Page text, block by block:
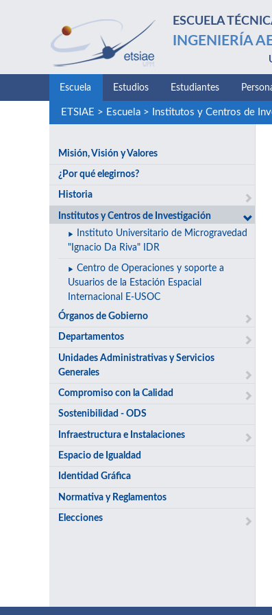
ESCUELA
INGENIERÍA
Escuela Estudios Estudiantes
ETSIAE > Escuela> Institutos y Centros de
Misión, Visión y Valores
¿Por qué elegirnos?
Historia
Institutos y Centros de Investigación
Instituto Universitario de Microgravedad
"Ignacio Da Riva" IDR
Centro de Operaciones y soporte a
Usuarios de la Estación Espacial
Internacional E-USOC
Órganos de Gobierno
Departamentos
Unidades Administrativas y Servicios
Generales
Compromiso con la Calidad
Sostenibilidad - ODS
Infraestructura e Instalaciones
Espacio de Igualdad
Identidad Gráfica
Normativa y Reglamentos
Elecciones